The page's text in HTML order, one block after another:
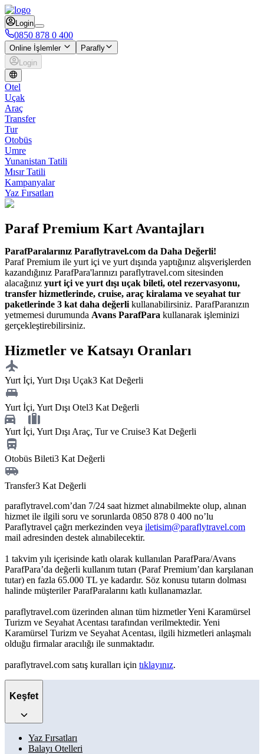
Login
0850 878 0 400
Online İşlemler
Parafly
Login
Otel
Uçak
Araç
Transfer
Tur
Otobüs
Umre
Yunanistan Tatili
Mısır Tatili
Kampanyalar
Yaz Fırsatları
Paraf Premium Kart Avantajları
ParafParalarınız Paraflytravel.com da Daha Değerli!
Paraf Premium ile yurt içi ve yurt dışında yaptığınız alışverişlerden
kazandığınız ParafPara'larınızı paraflytravel.com sitesinden
alacağınız yurt içi ve yurt dışı uçak bileti, otel rezervasyonu,
transfer hizmetlerinde, cruise, araç kiralama ve seyahat tur
paketlerinde 3 kat daha değerli kullanabilirsiniz. ParafParanızın
yetmemesi durumunda Avans ParafPara kullanarak işleminizi
gerçekleştirebilirsiniz.
Hizmetler ve Katsayı Oranları
Yurt İçi, Yurt Dışı Uçak3 Kat Değerli
Yurt İçi, Yurt Dışı Otel3 Kat Değerli
Yurt İçi, Yurt Dışı Araç, Tur ve Cruise3 Kat Değerli
Otobüs Bileti3 Kat Değerli
Transfer3 Kat Değerli
paraflytravel.com’dan 7/24 saat hizmet alınabilmekte olup, alınan
hizmet ile ilgili soru ve sorunlarda 0850 878 0 400 no’lu
Paraflytravel çağrı merkezinden veya iletisim@paraflytravel.com
mail adresinden destek alınabilecektir.
1 takvim yılı içerisinde katlı olarak kullanılan ParafPara/Avans
ParafPara’da değerli kullanım tutarı (Paraf Premium’dan karşılanan
tutar) en fazla 65.000 TL ye kadardır. Söz konusu tutarın dolması
halinde müşteriler ParafParalarını katlı kullanamazlar.
paraflytravel.com üzerinden alınan tüm hizmetler Yeni Karamürsel
Turizm ve Seyahat Acentası tarafından verilmektedir. Yeni
Karamürsel Turizm ve Seyahat Acentası, ilgili hizmetleri anlaşmalı
olduğu firmalar aracılığı ile sunmaktadır.
paraflytravel.com satış kuralları için tıklayınız.
Keşfet
Yaz Fırsatları
Balayı Otelleri